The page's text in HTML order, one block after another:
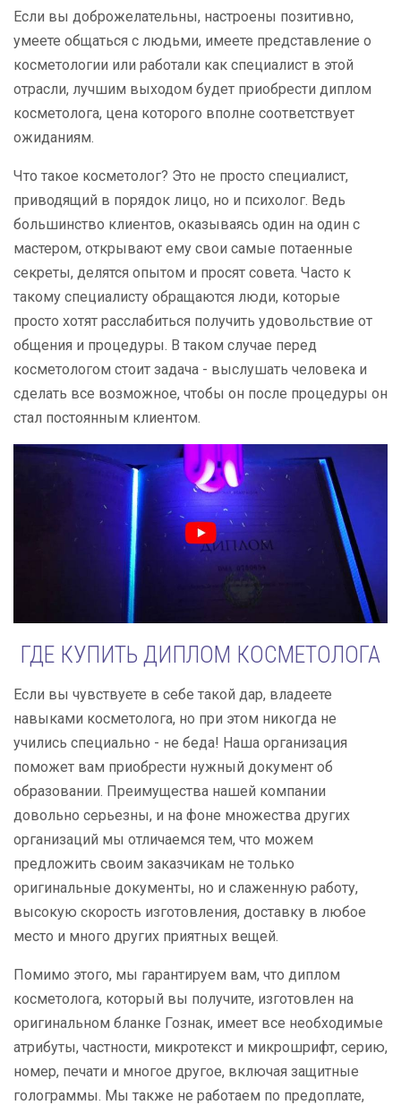
Если вы доброжелательны, настроены позитивно,
умеете общаться с людьми, имеете представление о
косметологии или работали как специалист в этой
отрасли, лучшим выходом будет приобрести диплом
косметолога, цена которого вполне соответствует
ожиданиям.
Что такое косметолог? Это не просто специалист,
приводящий в порядок лицо, но и психолог. Ведь
большинство клиентов, оказываясь один на один с
мастером, открывают ему свои самые потаенные
секреты, делятся опытом и просят совета. Часто к
такому специалисту обращаются люди, которые
просто хотят расслабиться получить удовольствие от
общения и процедуры. В таком случае перед
косметологом стоит задача - выслушать человека и
сделать все возможное, чтобы он после процедуры он
стал постоянным клиентом.
ГДЕ КУПИТЬ ДИПЛОМ КОСМЕТОЛОГА
Если вы чувствуете в себе такой дар, владеете
навыками косметолога, но при этом никогда не
учились специально - не беда! Наша организация
поможет вам приобрести нужный документ об
образовании. Преимущества нашей компании
довольно серьезны, и на фоне множества других
организаций мы отличаемся тем, что можем
предложить своим заказчикам не только
оригинальные документы, но и слаженную работу,
высокую скорость изготовления, доставку в любое
место и много других приятных вещей.
Помимо этого, мы гарантируем вам, что диплом
косметолога, который вы получите, изготовлен на
оригинальном бланке Гознак, имеет все необходимые
атрибуты, частности, микротекст и микрошрифт, серию,
номер, печати и многое другое, включая защитные
голограммы. Мы также не работаем по предоплате,